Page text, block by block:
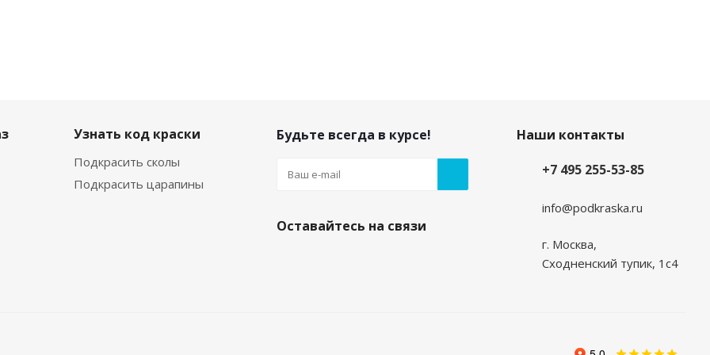
Узнать код краски
Подкрасить сколы
Подкрасить царапины
Будьте всегда в курсе!
Оставайтесь на связи
Наши контакты
+7 495 255-53-85
info@podkraska.ru
г. Москва,
Сходненский тупик, 1с4